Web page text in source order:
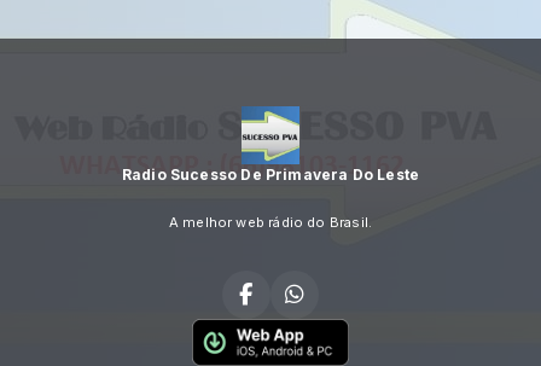
Radio Sucesso De Primavera Do Leste
A melhor web rádio do Brasil.